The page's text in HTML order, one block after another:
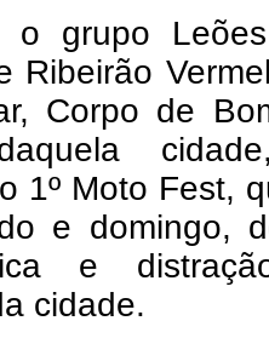
o grupo
Ribeirão
Corpo de
1º Moto Fest,
e domingo,
e
cidade.